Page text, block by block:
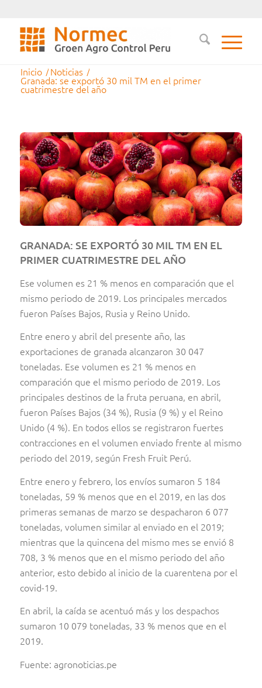
Inicio /Noticias /
Granada: se exportó 30 mil TM en el primer
cuatrimestre del año
GRANADA: SE EXPORTÓ 30 MIL TM EN EL
PRIMER CUATRIMESTRE DEL AÑO
Ese volumen es 21 % menos en comparación que el
mismo periodo de 2019. Los principales mercados
fueron Países Bajos, Rusia y Reino Unido.
Entre enero y abril del presente año, las
exportaciones de granada alcanzaron 30 047
toneladas. Ese volumen es 21 % menos en
comparación que el mismo periodo de 2019. Los
principales destinos de la fruta peruana, en abril,
fueron Países Bajos (34 %), Rusia (9 %) y el Reino
Unido (4 %). En todos ellos se registraron fuertes
contracciones en el volumen enviado frente al mismo
periodo del 2019, según Fresh Fruit Perú.
Entre enero y febrero, los envíos sumaron 5 184
toneladas, 59 % menos que en el 2019, en las dos
primeras semanas de marzo se despacharon 6 077
toneladas, volumen similar al enviado en el 2019;
mientras que la quincena del mismo mes se envió 8
708, 3 % menos que en el mismo periodo del año
anterior, esto debido al inicio de la cuarentena por el
covid-19.
En abril, la caída se acentuó más y los despachos
sumaron 10 079 toneladas, 33 % menos que en el
2019.
Fuente: agronoticias.pe